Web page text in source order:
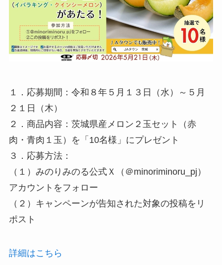
１．応募期間：令和８年５月１３日（水）～５月
２１日（木）
２．商品内容：茨城県産メロン２玉セット（赤
肉・青肉１玉）を「10名様」にプレゼント
３．応募方法：
（１）みのりみのる公式Ｘ（＠minoriminoru_pj）
アカウントをフォロー
（２）キャンペーンが告知された対象の投稿をリ
ポスト
詳細はこちら